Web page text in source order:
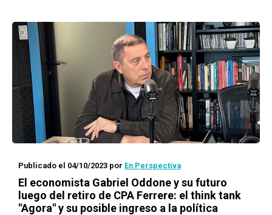
Publicado el 04/10/2023 por En Perspectiva
El economista Gabriel Oddone y su futuro
luego del retiro de CPA Ferrere: el think tank
"Agora" y su posible ingreso a la política